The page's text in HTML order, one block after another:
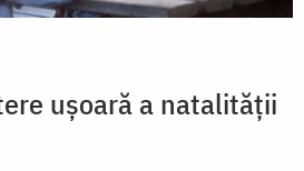
uşoară a natalităţii